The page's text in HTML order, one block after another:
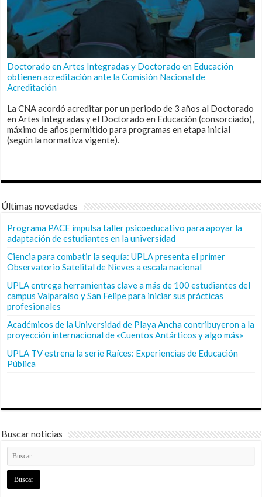
Doctorado en Artes Integradas y Doctorado en Educación
obtienen acreditación ante la Comisión Nacional de
Acreditación
La CNA acordó acreditar por un periodo de 3 años al Doctorado
en Artes Integradas y el Doctorado en Educación (consorciado),
máximo de años permitido para programas en etapa inicial
(según la normativa vigente).
Últimas novedades
Programa PACE impulsa taller psicoeducativo para apoyar la
adaptación de estudiantes en la universidad
Ciencia para combatir la sequía: UPLA presenta el primer
Observatorio Satelital de Nieves a escala nacional
UPLA entrega herramientas clave a más de 100 estudiantes del
campus Valparaíso y San Felipe para iniciar sus prácticas
profesionales
Académicos de la Universidad de Playa Ancha contribuyeron a la
proyección internacional de «Cuentos Antárticos y algo más»
UPLA TV estrena la serie Raíces: Experiencias de Educación
Pública
Buscar noticias